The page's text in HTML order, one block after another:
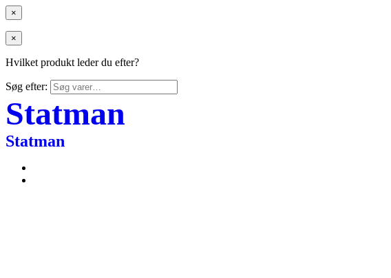
×
×
Hvilket produkt leder du efter?
Søg efter:
Statman
Statman